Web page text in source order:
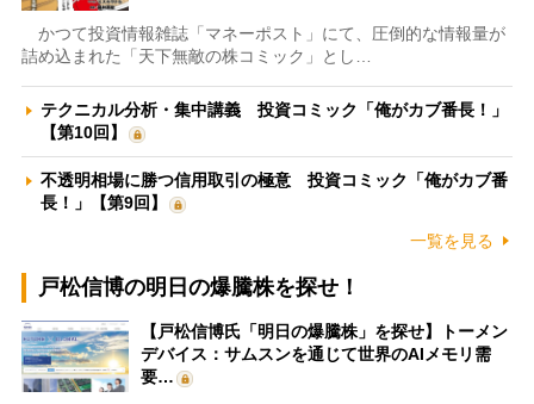
かつて投資情報雑誌「マネーポスト」にて、圧倒的な情報量が
詰め込まれた「天下無敵の株コミック」とし…
テクニカル分析・集中講義 投資コミック「俺がカブ番長！」
【第10回】
不透明相場に勝つ信用取引の極意 投資コミック「俺がカブ番
長！」【第9回】
一覧を見る
戸松信博の明日の爆騰株を探せ！
【戸松信博氏「明日の爆騰株」を探せ】トーメン
デバイス：サムスンを通じて世界のAIメモリ需
要…